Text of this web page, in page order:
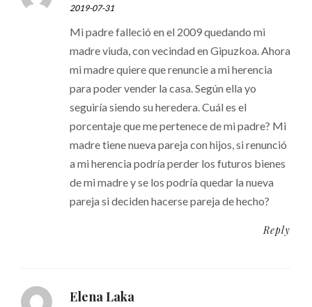
2019-07-31
Mi padre falleció en el 2009 quedando mi
madre viuda, con vecindad en Gipuzkoa. Ahora
mi madre quiere que renuncie a mi herencia
para poder vender la casa. Según ella yo
seguiría siendo su heredera. Cuál es el
porcentaje que me pertenece de mi padre? Mi
madre tiene nueva pareja con hijos, si renunció
a mi herencia podría perder los futuros bienes
de mi madre y se los podría quedar la nueva
pareja si deciden hacerse pareja de hecho?
Reply
Elena Laka